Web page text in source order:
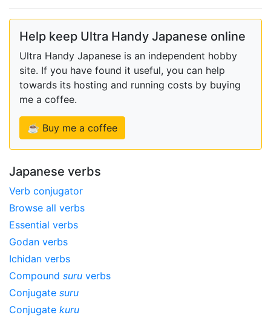
Help keep Ultra Handy Japanese online
Ultra Handy Japanese is an independent hobby
site. If you have found it useful, you can help
towards its hosting and running costs by buying
me a coffee.
☕ Buy me a coffee
Japanese verbs
Verb conjugator
Browse all verbs
Essential verbs
Godan verbs
Ichidan verbs
Compound suru verbs
Conjugate suru
Conjugate kuru